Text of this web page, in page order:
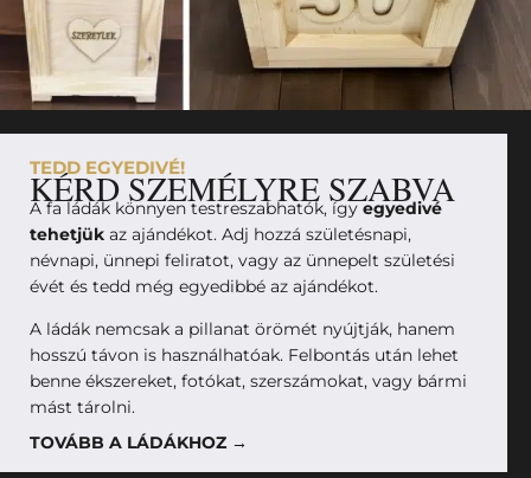
TEDD EGYEDIVÉ!
KÉRD SZEMÉLYRE SZABVA
A fa ládák könnyen testreszabhatók, ígyegyedivé
tehetjük az ajándékot. Adj hozzá születésnapi,
névnapi, ünnepi feliratot, vagy az ünnepelt születési
évét és tedd még egyedibbé az ajándékot.
A ládák nemcsak a pillanat örömét nyújtják, hanem
hosszú távon is használhatóak. Felbontás után lehet
benne ékszereket, fotókat, szerszámokat, vagy bármi
mást tárolni.
TOVÁBB A LÁDÁKHOZ →